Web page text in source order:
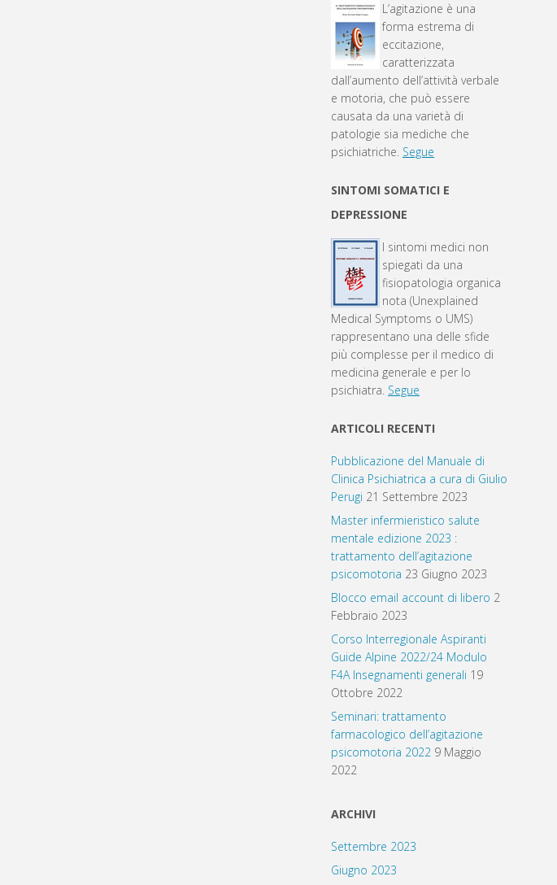
L’agitazione è una
forma estrema di
eccitazione,
caratterizzata
dall’aumento dell’attività verbale
e motoria, che può essere
causata da una varietà di
patologie sia mediche che
psichiatriche. Segue
SINTOMI SOMATICI E
DEPRESSIONE
I sintomi medici non
spiegati da una
fisiopatologia organica
nota (Unexplained
Medical Symptoms o UMS)
rappresentano una delle sfide
più complesse per il medico di
medicina generale e per lo
psichiatra. Segue
ARTICOLI RECENTI
Pubblicazione del Manuale di
Clinica Psichiatrica a cura di Giulio
Perugi 21 Settembre 2023
Master infermieristico salute
mentale edizione 2023 :
trattamento dell’agitazione
psicomotoria 23 Giugno 2023
Blocco email account di libero 2
Febbraio 2023
Corso Interregionale Aspiranti
Guide Alpine 2022/24 Modulo
F4A Insegnamenti generali 19
Ottobre 2022
Seminari: trattamento
farmacologico dell’agitazione
psicomotoria 2022 9 Maggio
2022
ARCHIVI
Settembre 2023
Giugno 2023